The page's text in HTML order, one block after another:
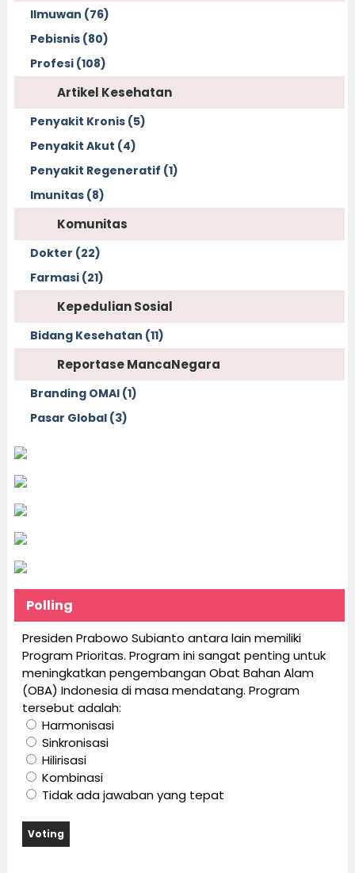
Ilmuwan (76)
Pebisnis (80)
Profesi (108)
Artikel Kesehatan
Penyakit Kronis (5)
Penyakit Akut (4)
Penyakit Regeneratif (1)
Imunitas (8)
Komunitas
Dokter (22)
Farmasi (21)
Kepedulian Sosial
Bidang Kesehatan (11)
Reportase MancaNegara
Branding OMAI (1)
Pasar Global (3)
Polling
Presiden Prabowo Subianto antara lain memiliki
Program Prioritas. Program ini sangat penting untuk
meningkatkan pengembangan Obat Bahan Alam
(OBA) Indonesia di masa mendatang. Program
tersebut adalah:
Harmonisasi
Sinkronisasi
Hilirisasi
Kombinasi
Tidak ada jawaban yang tepat